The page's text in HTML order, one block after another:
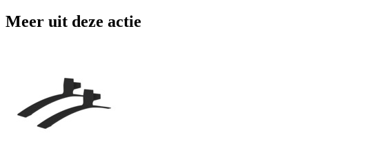
Meer uit deze actie